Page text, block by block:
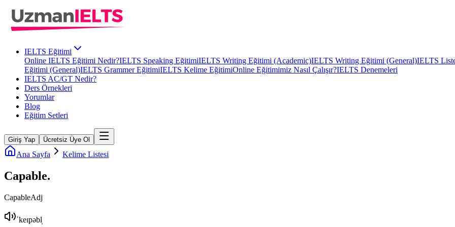
IELTS Eğitimi
Online IELTS Eğitimi Nedir?IELTS Speaking EğitimiIELTS Writing Eğitimi (Academic)IELTS Writing Eğitimi (General)IELTS
Eğitimi (General)IELTS Grammer EğitimiIELTS Kelime EğitimiOnline Eğitimimiz Nasıl Çalışır?IELTS Denemeleri
IELTS AC/GT Nedir?
Ders Örnekleri
Yorumlar
Blog
Eğitim Setleri
Giriş Yap Ücretsiz Üye Ol
Ana Sayfa Kelime Listesi
Capable.
CapableAdj
ˈkeɪpəbl̩